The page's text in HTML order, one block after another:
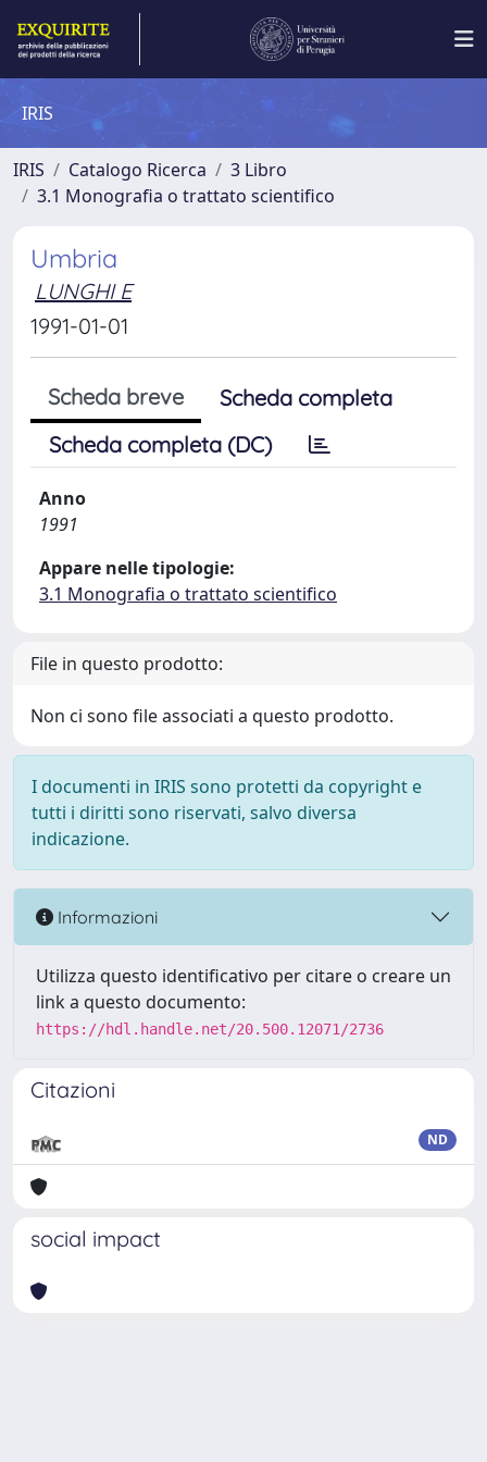
IRIS
IRIS Catalogo Ricerca
3 Libro
3.1 Monografia o trattato scientifico
Umbria
LUNGHI E
1991-01-01
Scheda breve
Scheda completa
Scheda completa (DC)
Anno
1991
Appare nelle tipologie:
3.1 Monografia o trattato scientifico
File in questo prodotto:
Non ci sono file associati a questo prodotto.
I documenti in IRIS sono protetti da copyright e
tutti i diritti sono riservati, salvo diversa
indicazione.
Informazioni
Utilizza questo identificativo per citare o creare un
link a questo documento:
https://hdl.handle.net/20.500.12071/2736
Citazioni
ND
social impact